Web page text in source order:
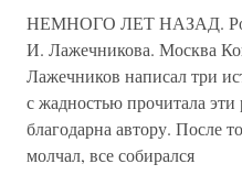
НЕМНОГО ЛЕТ НАЗАД.
И. Лажечникова. Москва
Лажечников написал три
с жадностью прочитала
благодарна автору. После
молчал, все собирался